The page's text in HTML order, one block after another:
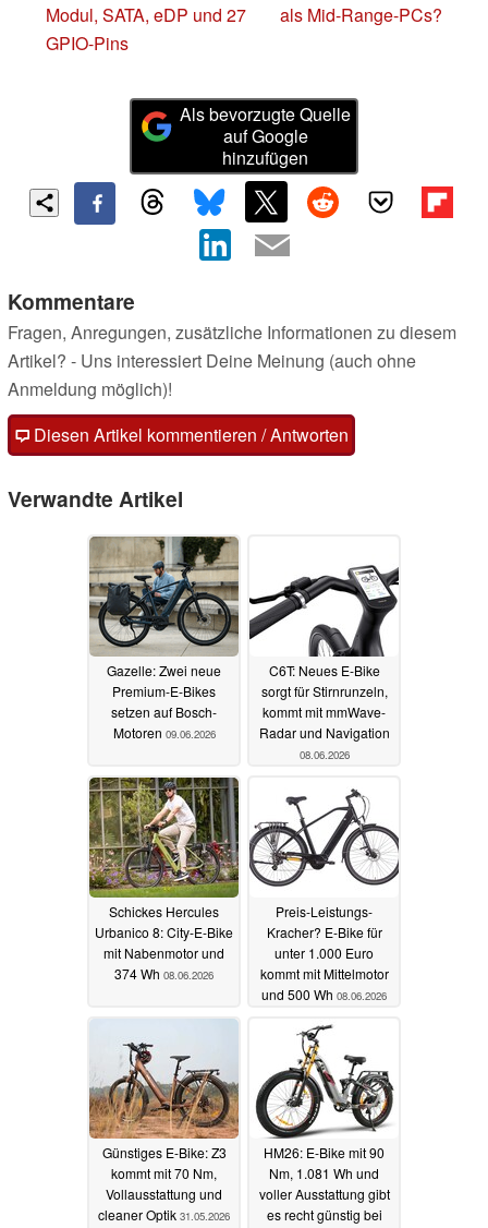
Modul, SATA, eDP und 27
GPIO-Pins
als Mid-Range-PCs?
Als bevorzugte Quelle
auf Google
hinzufügen
Kommentare
Fragen, Anregungen, zusätzliche Informationen zu diesem
Artikel? - Uns interessiert Deine Meinung (auch ohne
Anmeldung möglich)!
Diesen Artikel kommentieren / Antworten
Verwandte Artikel
Gazelle: Zwei neue
Premium-E-Bikes
setzen auf Bosch-
Motoren 09.06.2026
C6T: Neues E-Bike
sorgt für Stirnrunzeln,
kommt mit mmWave-
Radar und Navigation
08.06.2026
Schickes Hercules
Urbanico 8: City-E-Bike
mit Nabenmotor und
374 Wh 08.06.2026
Preis-Leistungs-
Kracher? E-Bike für
unter 1.000 Euro
kommt mit Mittelmotor
und 500 Wh 08.06.2026
Günstiges E-Bike: Z3
kommt mit 70 Nm,
Vollausstattung und
cleaner Optik 31.05.2026
HM26: E-Bike mit 90
Nm, 1.081 Wh und
voller Ausstattung gibt
es recht günstig bei